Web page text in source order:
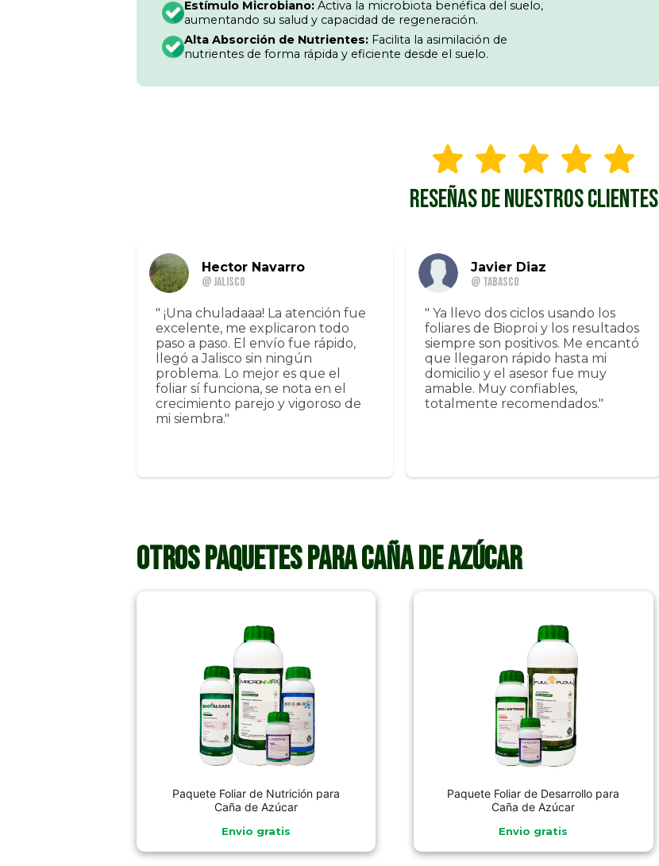
Estímulo Microbiano: Activa la microbiota benéfica del suelo,
aumentando su salud y capacidad de regeneración.
Alta Absorción de Nutrientes: Facilita la asimilación de
nutrientes de forma rápida y eficiente desde el suelo.
RESEÑAS DE NUESTROS CLIENTES
Hector Navarro
@ Jalisco
" ¡Una chuladaaa! La atención fue
excelente, me explicaron todo
paso a paso. El envío fue rápido,
llegó a Jalisco sin ningún
problema. Lo mejor es que el
foliar sí funciona, se nota en el
crecimiento parejo y vigoroso de
mi siembra."
Javier Diaz
@ Tabasco
" Ya llevo dos ciclos usando los
foliares de Bioproi y los resultados
siempre son positivos. Me encantó
que llegaron rápido hasta mi
domicilio y el asesor fue muy
amable. Muy confiables,
totalmente recomendados."
Otros paquetes para Caña de Azúcar
Paquete Foliar de Nutrición para
Caña de Azúcar
Envio gratis
Paquete Foliar de Desarrollo para
Caña de Azúcar
Envio gratis